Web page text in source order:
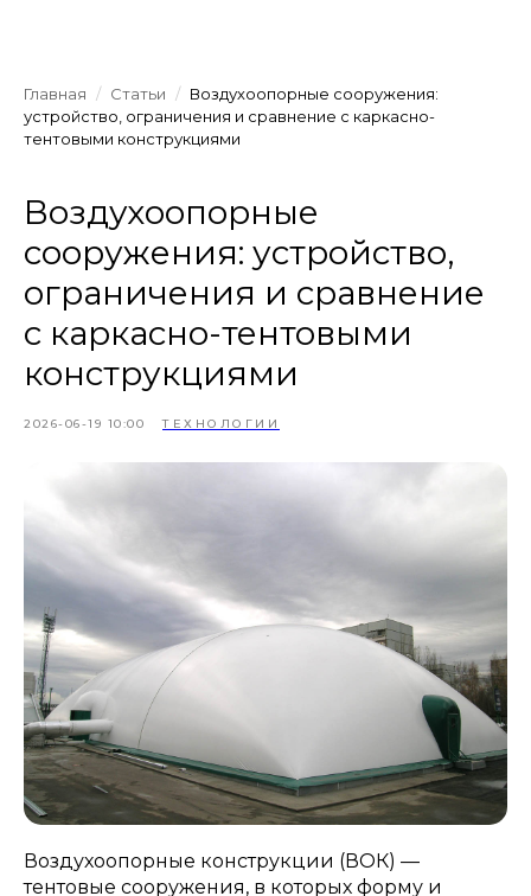
Главная / Статьи / Воздухоопорные сооружения:
устройство, ограничения и сравнение с каркасно-
тентовыми конструкциями
Воздухоопорные
сооружения: устройство,
ограничения и сравнение
с каркасно-тентовыми
конструкциями
2026-06-19 10:00 ТЕХНОЛОГИИ
Воздухоопорные конструкции (ВОК) —
тентовые сооружения, в которых форму и